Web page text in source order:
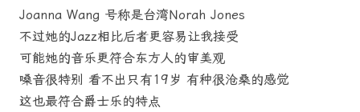
Joanna Wang 号称是台湾Norah Jones
不过她的Jazz相比后者更容易让我接受
可能她的音乐更符合东方人的审美观
嗓音很特别 看不出只有19岁 有种很沧桑的感觉
这也最符合爵士乐的特点